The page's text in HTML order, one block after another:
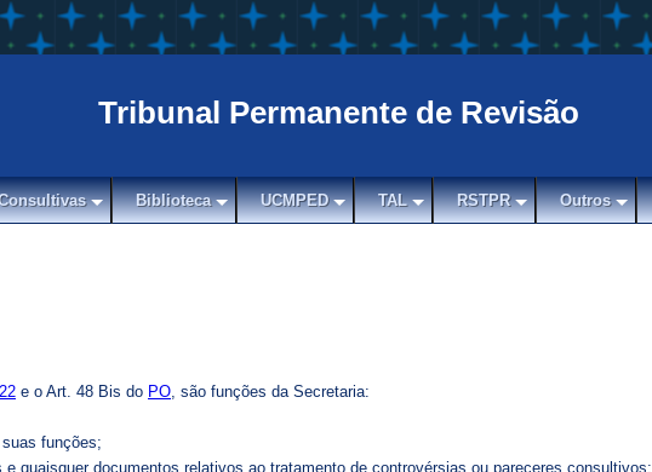
Tribunal Permanente de Revisão
Biblioteca UCMPED TAL RSTPR Outros
e o Art. 48 Bis do PO, são funções da Secretaria:
funções;
quaisquer documentos relativos ao tratamento de controvérsias ou pareceres consultivos;